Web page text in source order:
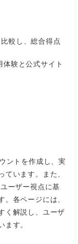
較し、総合得点
験と公式サイト
ントを作成し、実
ています。また、
ーザー視点に基
各ページには、
く解説し、ユーザ
ます。